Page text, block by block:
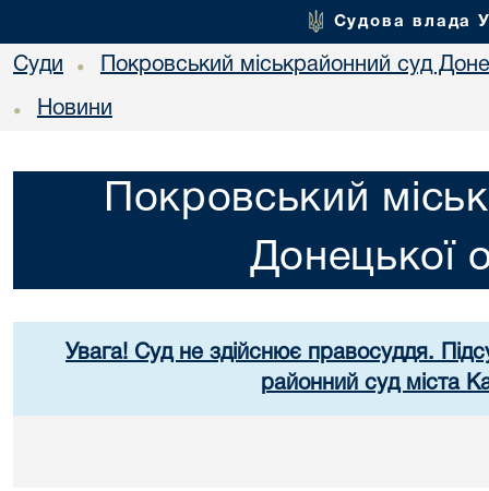
Судова влада
Суди • Покровський міськрайонний суд
• Новини
Покровський
Донецької
Увага! Суд не здійснює правосуддя.
районний суд міста